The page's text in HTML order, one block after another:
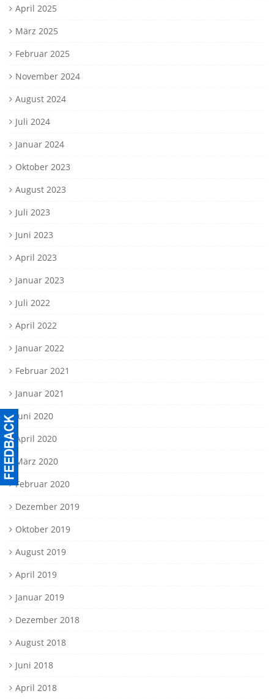
April 2025
März 2025
Februar 2025
November 2024
August 2024
Juli 2024
Januar 2024
Oktober 2023
August 2023
Juli 2023
Juni 2023
April 2023
Januar 2023
Juli 2022
April 2022
Januar 2022
Februar 2021
Januar 2021
Juni 2020
April 2020
März 2020
Februar 2020
Dezember 2019
Oktober 2019
August 2019
April 2019
Januar 2019
Dezember 2018
August 2018
Juni 2018
April 2018